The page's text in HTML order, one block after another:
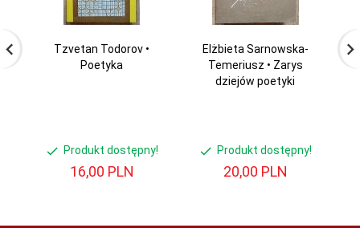
Tzvetan Todorov •
Poetyka
Produkt dostępny!
16,00 PLN
Elżbieta Sarnowska-
Temeriusz • Zarys
dziejów poetyki
Produkt dostępny!
20,00 PLN